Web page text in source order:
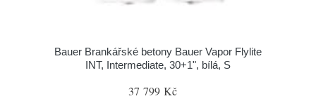
Bauer Brankářské betony Bauer Vapor Flylite
INT, Intermediate, 30+1", bílá, S
37 799 Kč